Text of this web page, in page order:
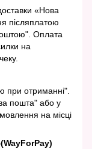
«Нова
післяплатою
Оплата
на
при отриманні".
пошта" або у
на місці